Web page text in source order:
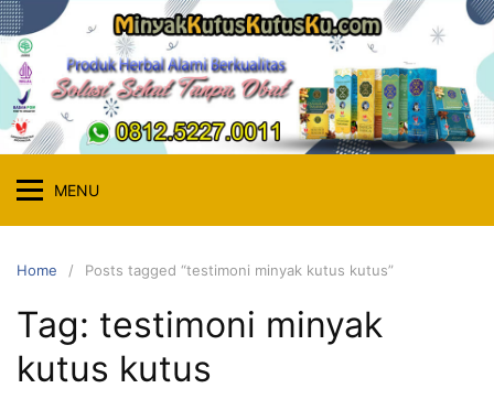
Skip
to
content
MENU
Home Posts tagged “testimoni minyak kutus kutus”
Tag: testimoni minyak
kutus kutus